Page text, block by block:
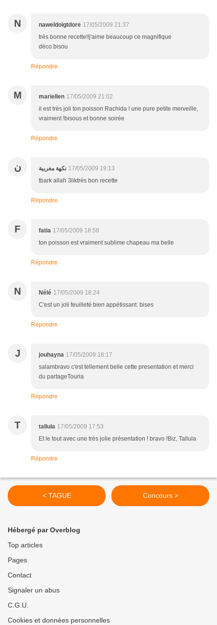
N naweldoigtdore 17/05/2009 21:37
très bonne recette!!j'aime beaucoup ce magnifique
déco.bisou
Répondre
M mariellen 17/05/2009 21:02
il est très joli ton poisson Rachida ! une pure petite merveille,
vraiment !bisous et bonne soirée
Répondre
ن نكهة مغربية 17/05/2009 19:13
tbark allah 3liktrés bon recette
Répondre
F fatia 17/05/2009 18:56
ton poisson est vraiment sublime chapeau ma belle
Répondre
N Nélé 17/05/2009 18:24
C'est un joli feuilleté bien appétissant. bises
Répondre
J jouhayna 17/05/2009 18:17
salambravo c'est tellement belle cette presentation et merci
du partageTouria
Répondre
T tallula 17/05/2009 17:53
Et le tout avec une très jolie présentation ! bravo !Biz, Tallula
Répondre
< TAGUE Concours >
Hébergé par Overblog
Top articles
Pages
Contact
Signaler un abus
C.G.U.
Cookies et données personnelles